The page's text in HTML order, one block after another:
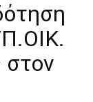
στον